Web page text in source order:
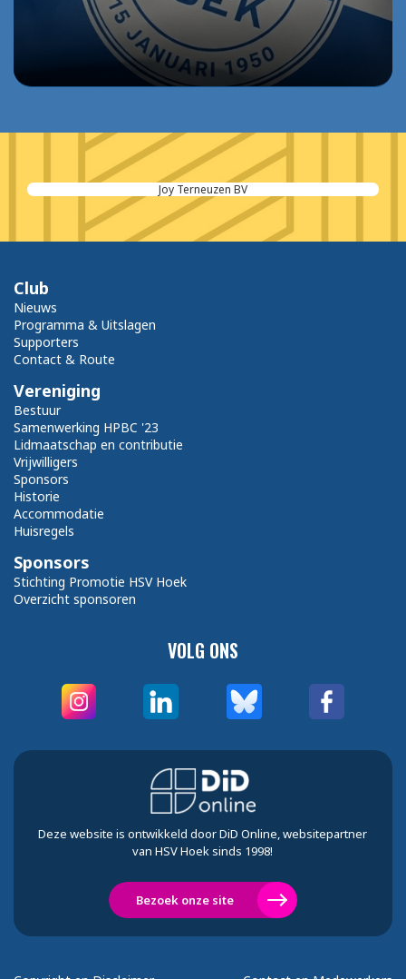
Belisol
VOLG ONS
Club
Nieuws
Programma & Uitslagen
Supporters
Contact & Route
Vereniging
Bestuur
Samenwerking HPBC '23
Lidmaatschap en contributie
Vrijwilligers
Sponsors
Historie
Accommodatie
Huisregels
Sponsors
Stichting Promotie HSV Hoek
Overzicht sponsoren
Deze website is ontwikkeld door DiD Online, websitepartner
van HSV Hoek sinds 1998!
Bezoek onze site